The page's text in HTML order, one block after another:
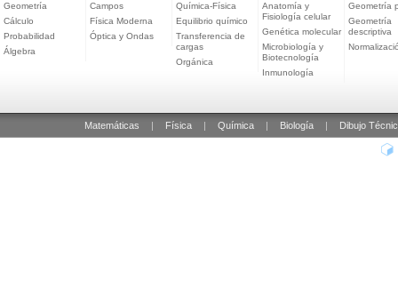
Geometría
Cálculo
Probabilidad
Álgebra
Campos
Física Moderna
Óptica y Ondas
Química-Física
Equilibrio químico
Transferencia de
cargas
Orgánica
Anatomía y
Fisiología celular
Genética molecular
Microbiología y
Biotecnología
Inmunología
Geometría
Geometría
descriptiva
Matemáticas Física Química Biología Dibujo